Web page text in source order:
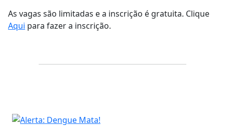
As vagas são limitadas e a inscrição é gratuita. Clique
Aqui para fazer a inscrição.